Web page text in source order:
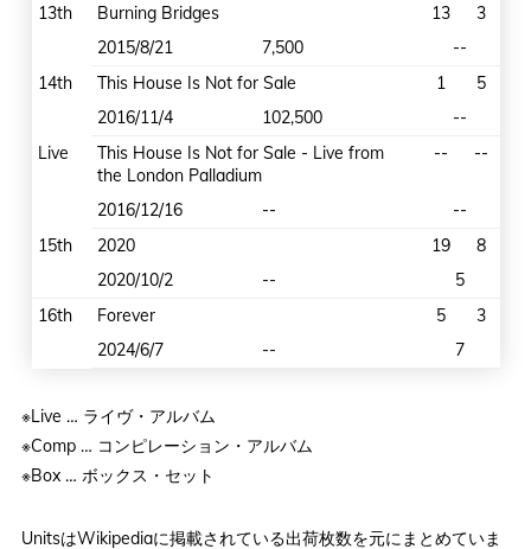
13th
Burning Bridges 13
3
2015/8/21
7,500
--
14th
This House Is Not for Sale 1
5
2016/11/4
102,500
--
Live
This House Is Not for Sale - Live from
the London Palladium
-- --
2016/12/16 --
--
15th
2020 19
8
2020/10/2
--
5
16th
Forever 5
3
2024/6/7
-- 7
※Live … ライヴ・アルバム
※Comp … コンピレーション・アルバム
※Box … ボックス・セット
UnitsはWikipediaに掲載されている出荷枚数を元にまとめていま